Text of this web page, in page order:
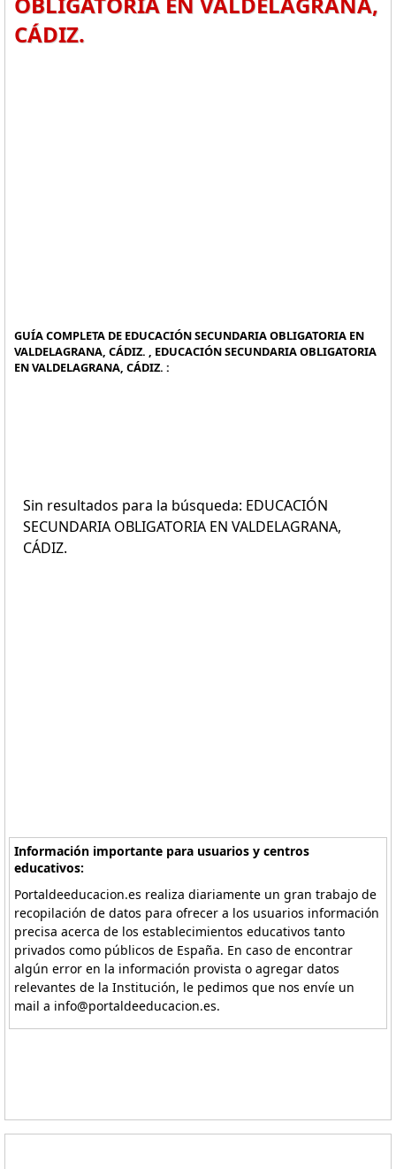
CÁDIZ.
GUÍA COMPLETA DE EDUCACIÓN SECUNDARIA OBLIGATORIA EN
VALDELAGRANA, CÁDIZ. , EDUCACIÓN SECUNDARIA OBLIGATORIA
EN VALDELAGRANA, CÁDIZ. :
Sin resultados para la búsqueda: EDUCACIÓN
SECUNDARIA OBLIGATORIA EN VALDELAGRANA,
CÁDIZ.
Información importante para usuarios y centros
educativos:
Portaldeeducacion.es realiza diariamente un gran trabajo de
recopilación de datos para ofrecer a los usuarios información
precisa acerca de los establecimientos educativos tanto
privados como públicos de España. En caso de encontrar
algún error en la información provista o agregar datos
relevantes de la Institución, le pedimos que nos envíe un
mail a info@portaldeeducacion.es.